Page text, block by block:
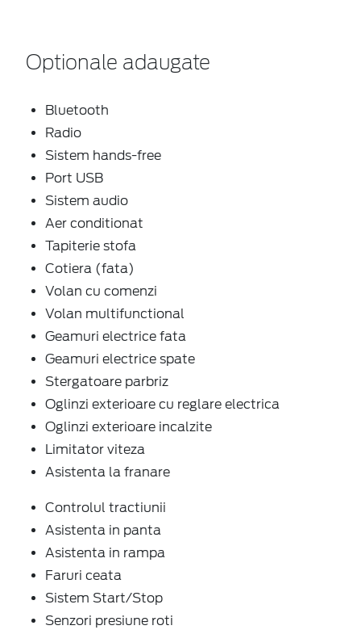
Optionale adaugate
Bluetooth
Radio
Sistem hands-free
Port USB
Sistem audio
Aer conditionat
Tapiterie stofa
Cotiera (fata)
Volan cu comenzi
Volan multifunctional
Geamuri electrice fata
Geamuri electrice spate
Stergatoare parbriz
Oglinzi exterioare cu reglare electrica
Oglinzi exterioare incalzite
Limitator viteza
Asistenta la franare
Controlul tractiunii
Asistenta in panta
Asistenta in rampa
Faruri ceata
Sistem Start/Stop
Senzori presiune roti